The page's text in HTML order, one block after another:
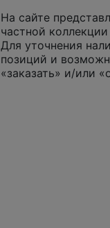
На сайте
частной
Для уточнения
позиций и
«заказать» и/или